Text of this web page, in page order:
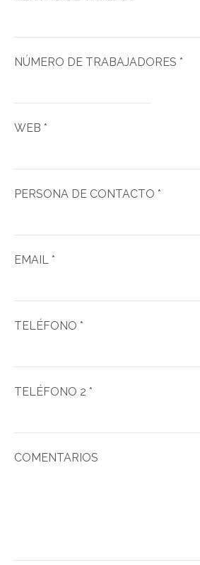
NÚMERO DE TRABAJADORES *
WEB *
PERSONA DE CONTACTO *
EMAIL *
TELÉFONO *
TELÉFONO 2 *
COMENTARIOS